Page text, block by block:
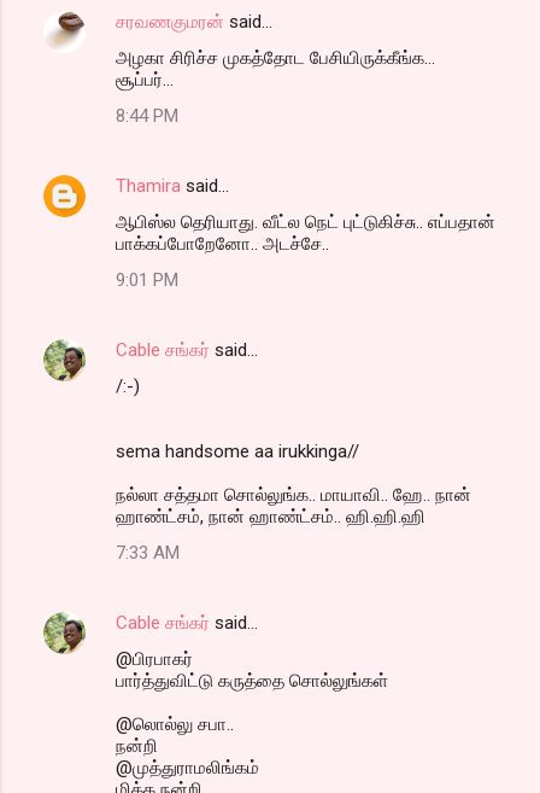
சரவணகுமரன் said…
அழகா சிரிச்ச முகத்தோட பேசியிருக்கீங்க...
சூப்பர்...
8:44 PM
Thamira said…
ஆபிஸ்ல தெரியாது. வீட்ல நெட் புட்டுகிச்சு.. எப்பதான்
பாக்கப்போறேனோ.. அடச்சே..
9:01 PM
Cable சங்கர் said…
/:-)
sema handsome aa irukkinga//
நல்லா சத்தமா சொல்லுங்க.. மாயாவி.. ஹே.. நான்
ஹாண்ட்சம், நான் ஹாண்ட்சம்.. ஹி.ஹி.ஹி
7:33 AM
Cable சங்கர் said…
@பிரபாகர்
பார்த்துவிட்டு கருத்தை சொல்லுங்கள்
@லொல்லு சபா..
நன்றி
@முத்துராமலிங்கம்